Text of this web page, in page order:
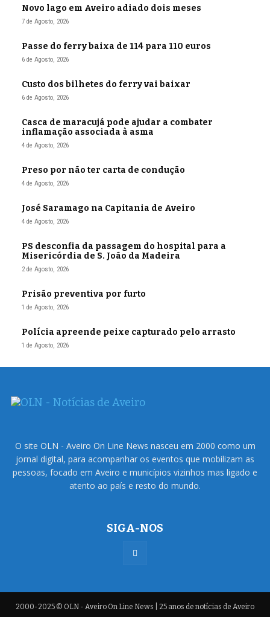
Novo lago em Aveiro adiado dois meses
7 de Agosto, 2026
Passe do ferry baixa de 114 para 110 euros
6 de Agosto, 2026
Custo dos bilhetes do ferry vai baixar
6 de Agosto, 2026
Casca de maracujá pode ajudar a combater
inflamação associada à asma
4 de Agosto, 2026
Preso por não ter carta de condução
4 de Agosto, 2026
José Saramago na Capitania de Aveiro
4 de Agosto, 2026
PS desconfia da passagem do hospital para a
Misericórdia de S. João da Madeira
2 de Agosto, 2026
Prisão preventiva por furto
1 de Agosto, 2026
Polícia apreende peixe capturado pelo arrasto
1 de Agosto, 2026
O site OLN - Aveiro On Line News nasceu em 2000 como um
jornal digital, para acompanhar os eventos que mobilizam as
pessoas, focado em Aveiro e municípios vizinhos mas ligado e
atento ao país e resto do mundo.
SIGA-NOS
2000-2025 © OLN - Aveiro On Line News | 25 anos de notícias de Aveiro